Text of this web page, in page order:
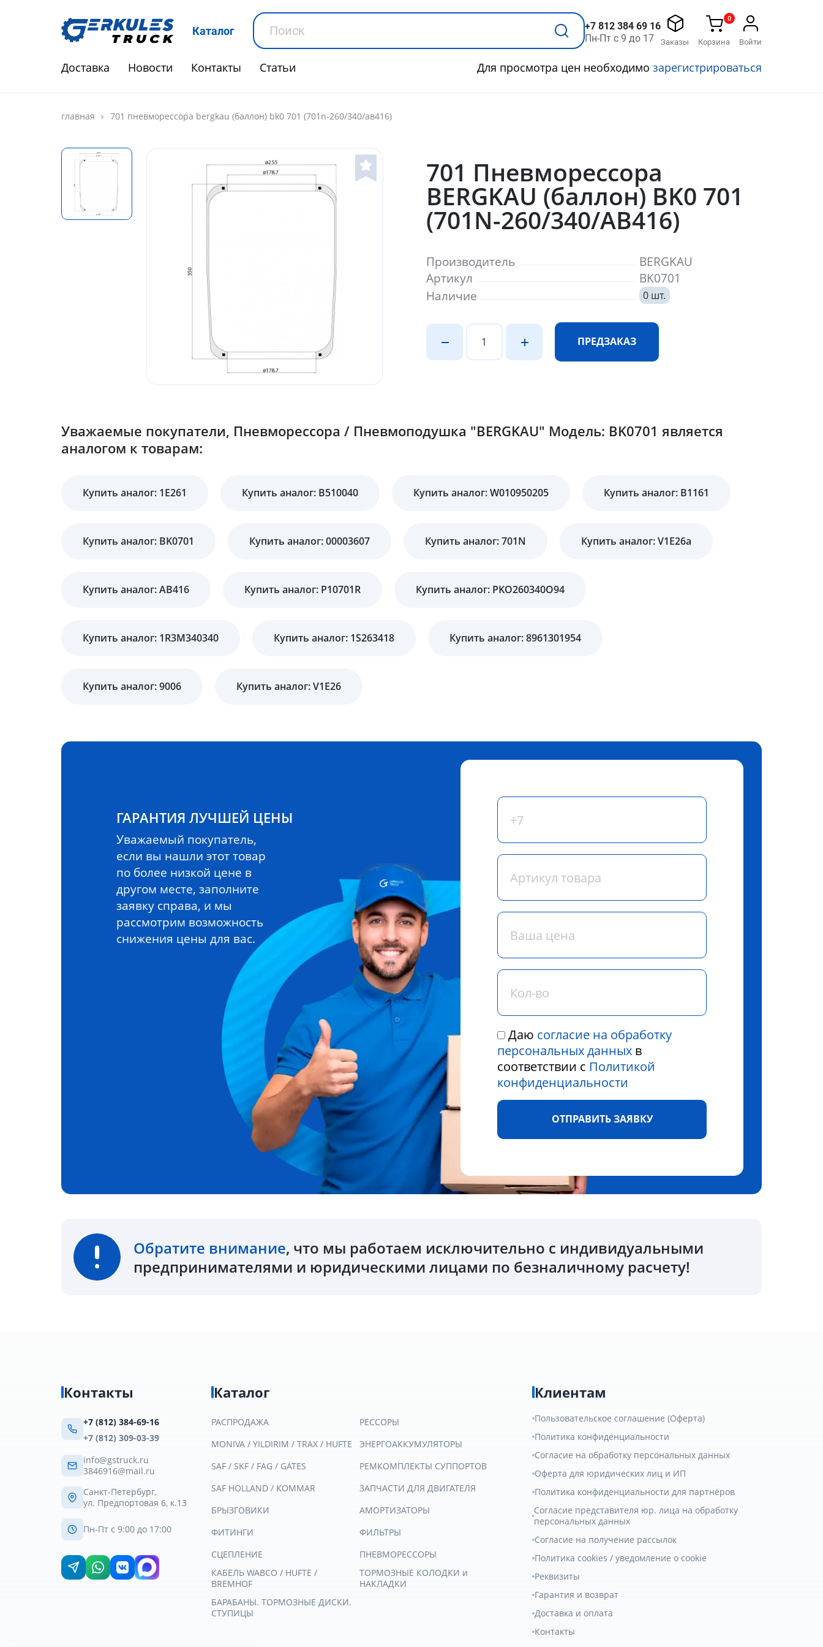
Каталог
+7 812 384 69 16
Пн-Пт с 9 до 17
Заказы
0
Корзина Войти
Доставка Новости Контакты Статьи Для просмотра цен необходимо зарегистрироваться
главная 701 пневморессора bergkau (баллон) bk0 701 (701n-260/340/ав416)
701 Пневморессора
BERGKAU (баллон) BK0 701
(701N-260/340/АВ416)
Производитель
BERGKAU
Артикул
BK0701
Наличие
0 шт.
ПРЕДЗАКАЗ
Уважаемые покупатели, Пневморессора / Пневмоподушка "BERGKAU" Модель: BK0701 является
аналогом к товарам:
Купить аналог: 1E261 Купить аналог: B510040 Купить аналог: W010950205 Купить аналог: B1161
Купить аналог: BK0701 Купить аналог: 00003607 Купить аналог: 701N Купить аналог: V1E26a
Купить аналог: AB416 Купить аналог: P10701R Купить аналог: PKO260340O94
Купить аналог: 1R3M340340 Купить аналог: 1S263418 Купить аналог: 8961301954
Купить аналог: 9006 Купить аналог: V1E26
ГАРАНТИЯ ЛУЧШЕЙ ЦЕНЫ
Уважаемый покупатель,
если вы нашли этот товар
по более низкой цене в
другом месте, заполните
заявку справа, и мы
рассмотрим возможность
снижения цены для вас.
Даю согласие на обработку
персональных данных в
соответствии с Политикой
конфиденциальности
ОТПРАВИТЬ ЗАЯВКУ
Обратите внимание, что мы работаем исключительно с индивидуальными
предпринимателями и юридическими лицами по безналичному расчету!
Контакты
+7 (812) 384-69-16
+7 (812) 309-03-39
info@gstruck.ru
3846916@mail.ru
Санкт-Петербург,
ул. Предпортовая 6, к.13
Пн-Пт с 9:00 до 17:00
Каталог
РАСПРОДАЖА
MONIVA / YILDIRIM / TRAX / HUFTE
SAF / SKF / FAG / GATES
SAF HOLLAND / KOMMAR
БРЫЗГОВИКИ
ФИТИНГИ
СЦЕПЛЕНИЕ
КАБЕЛЬ WABCO / HUFTE /
BREMHOF
БАРАБАНЫ. ТОРМОЗНЫЕ ДИСКИ.
СТУПИЦЫ
РЕССОРЫ
ЭНЕРГОАККУМУЛЯТОРЫ
РЕМКОМПЛЕКТЫ СУППОРТОВ
ЗАПЧАСТИ ДЛЯ ДВИГАТЕЛЯ
АМОРТИЗАТОРЫ
ФИЛЬТРЫ
ПНЕВМОРЕССОРЫ
ТОРМОЗНЫЕ КОЛОДКИ и
НАКЛАДКИ
Клиентам
Пользовательское соглашение (Оферта)
Политика конфиденциальности
Согласие на обработку персональных данных
Оферта для юридических лиц и ИП
Политика конфиденциальности для партнёров
Согласие представителя юр. лица на обработку
персональных данных
Согласие на получение рассылок
Политика cookies / уведомление о cookie
Реквизиты
Гарантия и возврат
Доставка и оплата
Контакты